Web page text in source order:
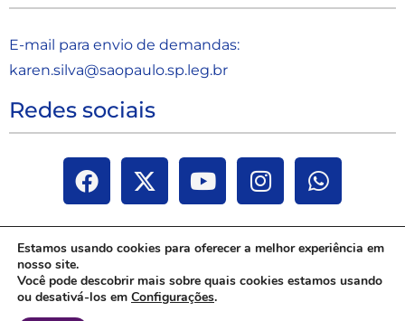
E-mail para envio de demandas:
karen.silva@saopaulo.sp.leg.br
Redes sociais
Estamos usando cookies para oferecer a melhor experiência em
nosso site.
Você pode descobrir mais sobre quais cookies estamos usando
ou desativá-los em Configurações.